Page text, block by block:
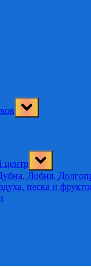
Toggle
sub-
центр
Toggle
sub-
menu
Лобня,
песка и